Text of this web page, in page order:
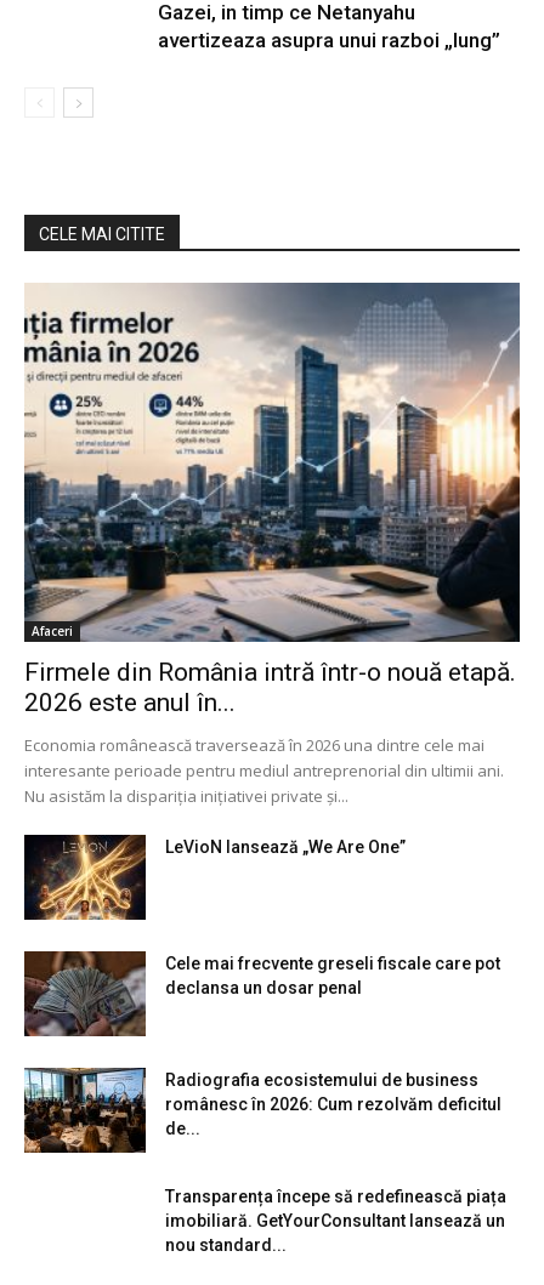
Gazei, in timp ce Netanyahu
avertizeaza asupra unui razboi „lung”
CELE MAI CITITE
Afaceri
Firmele din România intră într-o nouă etapă.
2026 este anul în...
Economia românească traversează în 2026 una dintre cele mai
interesante perioade pentru mediul antreprenorial din ultimii ani.
Nu asistăm la dispariția inițiativei private și...
LeVioN lansează „We Are One”
Cele mai frecvente greseli fiscale care pot
declansa un dosar penal
Radiografia ecosistemului de business
românesc în 2026: Cum rezolvăm deficitul
de...
Transparența începe să redefinească piața
imobiliară. GetYourConsultant lansează un
nou standard...